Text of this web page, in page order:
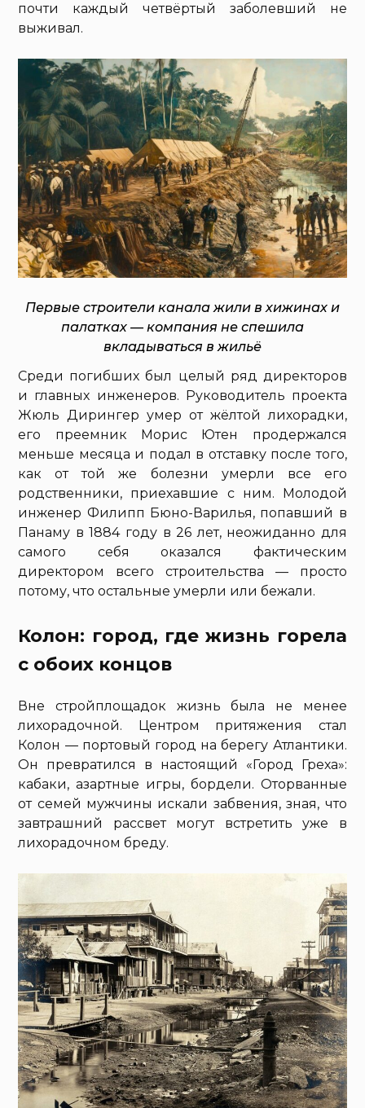
почти каждый четвёртый заболевший не
выживал.
Первые строители канала жили в хижинах и
палатках — компания не спешила
вкладываться в жильё
Среди погибших был целый ряд директоров
и главных инженеров. Руководитель проекта
Жюль Дирингер умер от жёлтой лихорадки,
его преемник Морис Ютен продержался
меньше месяца и подал в отставку после того,
как от той же болезни умерли все его
родственники, приехавшие с ним. Молодой
инженер Филипп Бюно-Варилья, попавший в
Панаму в 1884 году в 26 лет, неожиданно для
самого себя оказался фактическим
директором всего строительства — просто
потому, что остальные умерли или бежали.
Колон: город, где жизнь горела
с обоих концов
Вне стройплощадок жизнь была не менее
лихорадочной. Центром притяжения стал
Колон — портовый город на берегу Атлантики.
Он превратился в настоящий «Город Греха»:
кабаки, азартные игры, бордели. Оторванные
от семей мужчины искали забвения, зная, что
завтрашний рассвет могут встретить уже в
лихорадочном бреду.